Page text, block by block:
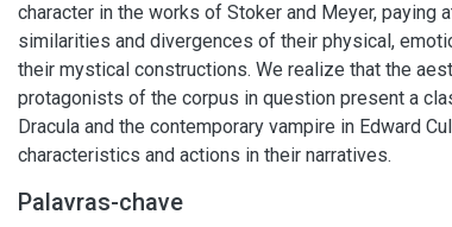
character in the works of Stoker and Meyer, paying
similarities and divergences of their physical,
their mystical constructions. We realize that the
protagonists of the corpus in question present a
Dracula and the contemporary vampire in Edward
characteristics and actions in their narratives.
Palavras-chave